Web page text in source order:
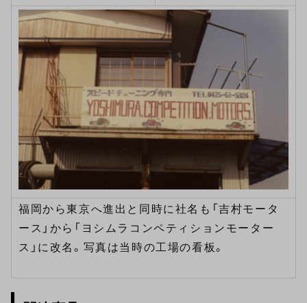
福岡から東京へ進出と同時に社名も「吉村モータ
ース」から「ヨシムラコンペティションモーター
ス」に改名。写真は当時の工場の看板。